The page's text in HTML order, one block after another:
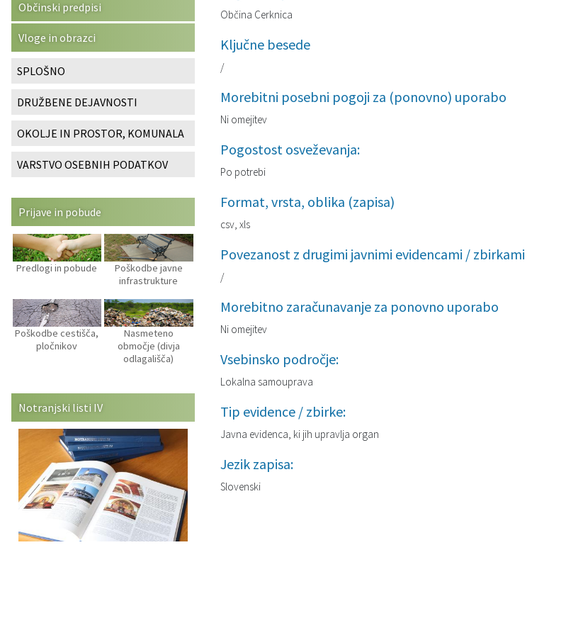
Občina Cerknica
Ključne besede
/
Morebitni posebni pogoji za (ponovno) uporabo
Ni omejitev
Pogostost osveževanja:
Po potrebi
Format, vrsta, oblika (zapisa)
csv, xls
Povezanost z drugimi javnimi evidencami / zbirkami
/
Morebitno zaračunavanje za ponovno uporabo
Ni omejitev
Vsebinsko področje:
Lokalna samouprava
Tip evidence / zbirke:
Javna evidenca, ki jih upravlja organ
Jezik zapisa:
Slovenski
Občinski predpisi
Vloge in obrazci
SPLOŠNO
DRUŽBENE DEJAVNOSTI
OKOLJE IN PROSTOR, KOMUNALA
VARSTVO OSEBNIH PODATKOV
Prijave in pobude
Predlogi in pobude
Poškodbe javne
infrastrukture
Poškodbe cestišča,
pločnikov
Nasmeteno
območje (divja
odlagališča)
Notranjski listi IV
Katalog informacij javnega značaja
Vizitka občine
Predsedniki političnih strank
Svet za preventivo in vzgojo v cestnem prometu
Služba za okolje in prostor
Služba za stanovanjsko dejavnost
Služba za družbene dejavnosti
Služba za gospodarstvo, turizem in kmetijstvo
Služba za šport
Služba za krajevne skupnosti
Občinski predpisi
Strategije in koncepti